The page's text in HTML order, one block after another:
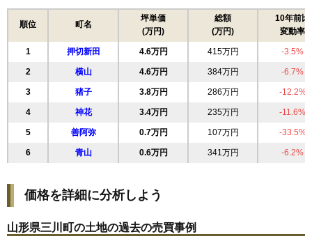
順位 町名
坪単価
(万円)
総額
(万円)
10年前比
変動率
1 押切新田 4.6万円 415万円 -3.5%
2 横山 4.6万円 384万円 -6.7%
3 猪子 3.8万円 286万円 -12.2%
4 神花 3.4万円 235万円 -11.6%
5 善阿弥 0.7万円 107万円 -33.5%
6 青山 0.6万円 341万円 -6.2%
価格を詳細に分析しよう
山形県三川町の土地の過去の売買事例